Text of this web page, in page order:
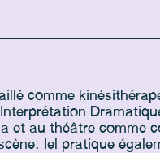
comme
et au théâtre comme
Iel pratique